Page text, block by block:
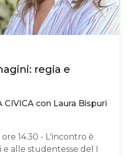
regia e
CIVICA con Laura Bispuri
14.30 - L'incontro è
alle studentesse del I